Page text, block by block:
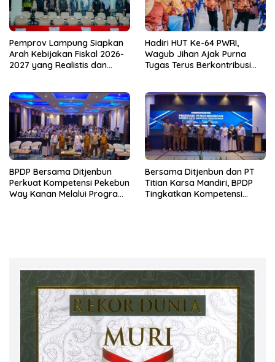
Pemprov Lampung Siapkan
Arah Kebijakan Fiskal 2026-
2027 yang Realistis dan
Hadiri HUT Ke-64 PWRI,
Wagub Jihan Ajak Purna
Tugas Terus Berkontribusi
BPDP Bersama Ditjenbun
Perkuat Kompetensi Pekebun
Way Kanan Melalui Program
Bersama Ditjenbun dan PT
Titian Karsa Mandiri, BPDP
Tingkatkan Kompetensi